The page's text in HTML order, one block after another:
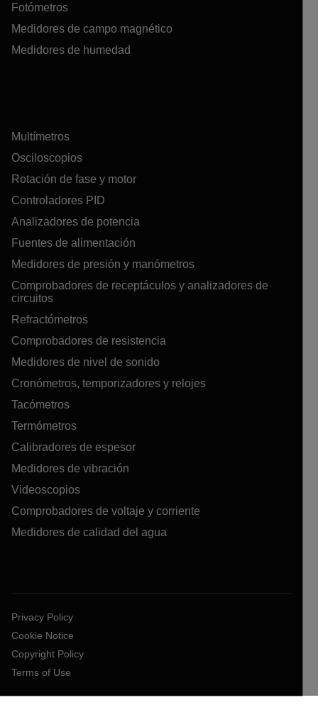
Fotómetros
Medidores de campo magnético
Medidores de humedad
Multímetros
Osciloscopios
Rotación de fase y motor
Controladores PID
Analizadores de potencia
Fuentes de alimentación
Medidores de presión y manómetros
Comprobadores de receptáculos y analizadores de
circuitos
Refractómetros
Comprobadores de resistencia
Medidores de nivel de sonido
Cronómetros, temporizadores y relojes
Tacómetros
Termómetros
Calibradores de espesor
Medidores de vibración
Videoscopios
Comprobadores de voltaje y corriente
Medidores de calidad del agua
Privacy Policy
Cookie Notice
Copyright Policy
Terms of Use